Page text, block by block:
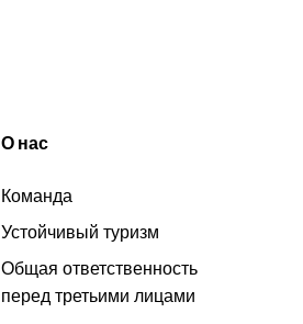
О нас
Команда
Устойчивый туризм
Общая ответственность
перед третьими лицами